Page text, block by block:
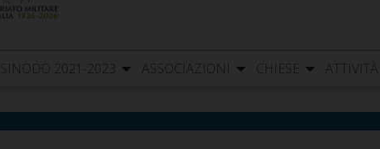
SINODO 2021-2023 ASSOCIAZIONI CHIESE ATTIVITÀ